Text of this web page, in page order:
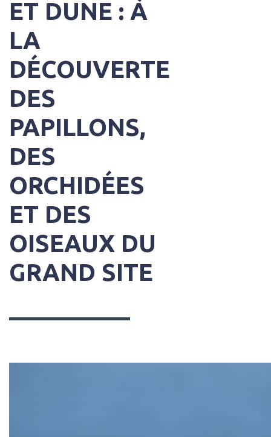
ET DUNE : À
LA
DÉCOUVERTE
DES
PAPILLONS,
DES
ORCHIDÉES
ET DES
OISEAUX DU
GRAND SITE